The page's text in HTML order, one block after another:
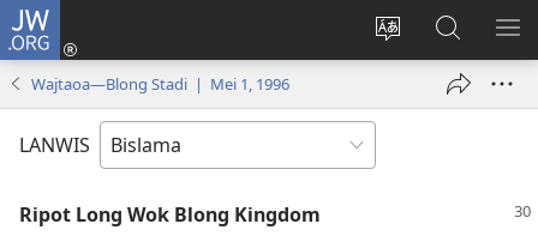
JW.ORG
Jenisim
Log
niufala
Lukaotem
Insaed
Long
Wajtaoa—Blong Stadi | Mei 1, 1996
LANWIS
Ripot Long Wok Blong Kingdom